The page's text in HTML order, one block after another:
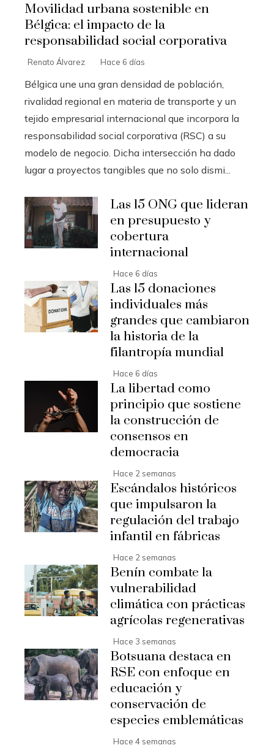
Movilidad urbana sostenible en
Bélgica: el impacto de la
responsabilidad social corporativa
Renato Álvarez Hace 6 días
Bélgica une una gran densidad de población,
rivalidad regional en materia de transporte y un
tejido empresarial internacional que incorpora la
responsabilidad social corporativa (RSC) a su
modelo de negocio. Dicha intersección ha dado
lugar a proyectos tangibles que no solo dismi...
Las 15 ONG que lideran
en presupuesto y
cobertura
internacional
Hace 6 días
Las 15 donaciones
individuales más
grandes que cambiaron
la historia de la
filantropía mundial
Hace 6 días
La libertad como
principio que sostiene
la construcción de
consensos en
democracia
Hace 2 semanas
Escándalos históricos
que impulsaron la
regulación del trabajo
infantil en fábricas
Hace 2 semanas
Benín combate la
vulnerabilidad
climática con prácticas
agrícolas regenerativas
Hace 3 semanas
Botsuana destaca en
RSE con enfoque en
educación y
conservación de
especies emblemáticas
Hace 4 semanas